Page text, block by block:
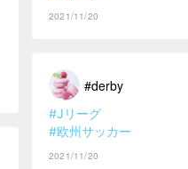
2021/11/20
#derby
#Jリーグ
#欧州サッカー
2021/11/20